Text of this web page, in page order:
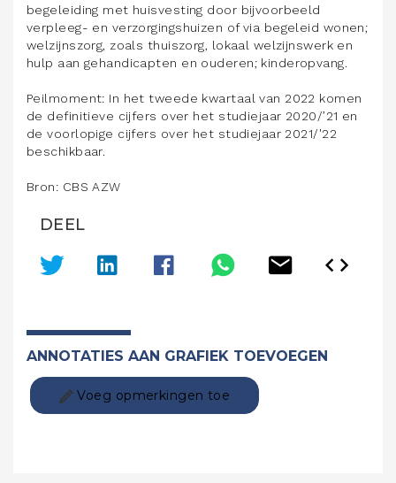
begeleiding met huisvesting door bijvoorbeeld
verpleeg- en verzorgingshuizen of via begeleid wonen;
welzijnszorg, zoals thuiszorg, lokaal welzijnswerk en
hulp aan gehandicapten en ouderen; kinderopvang.
Peilmoment: In het tweede kwartaal van 2022 komen
de definitieve cijfers over het studiejaar 2020/’21 en
de voorlopige cijfers over het studiejaar 2021/'22
beschikbaar.
Bron: CBS AZW
DEEL
ANNOTATIES AAN GRAFIEK TOEVOEGEN
Voeg opmerkingen toe